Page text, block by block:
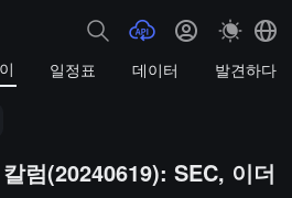
일정표 데이터 발견하다
럼(20240619): SEC, 이더